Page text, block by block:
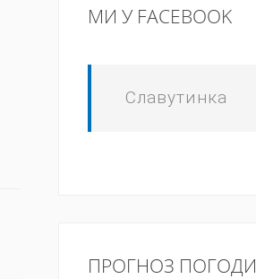
МИ У FACEBOOK
Славутинка
ПРОГНОЗ ПОГОДИ